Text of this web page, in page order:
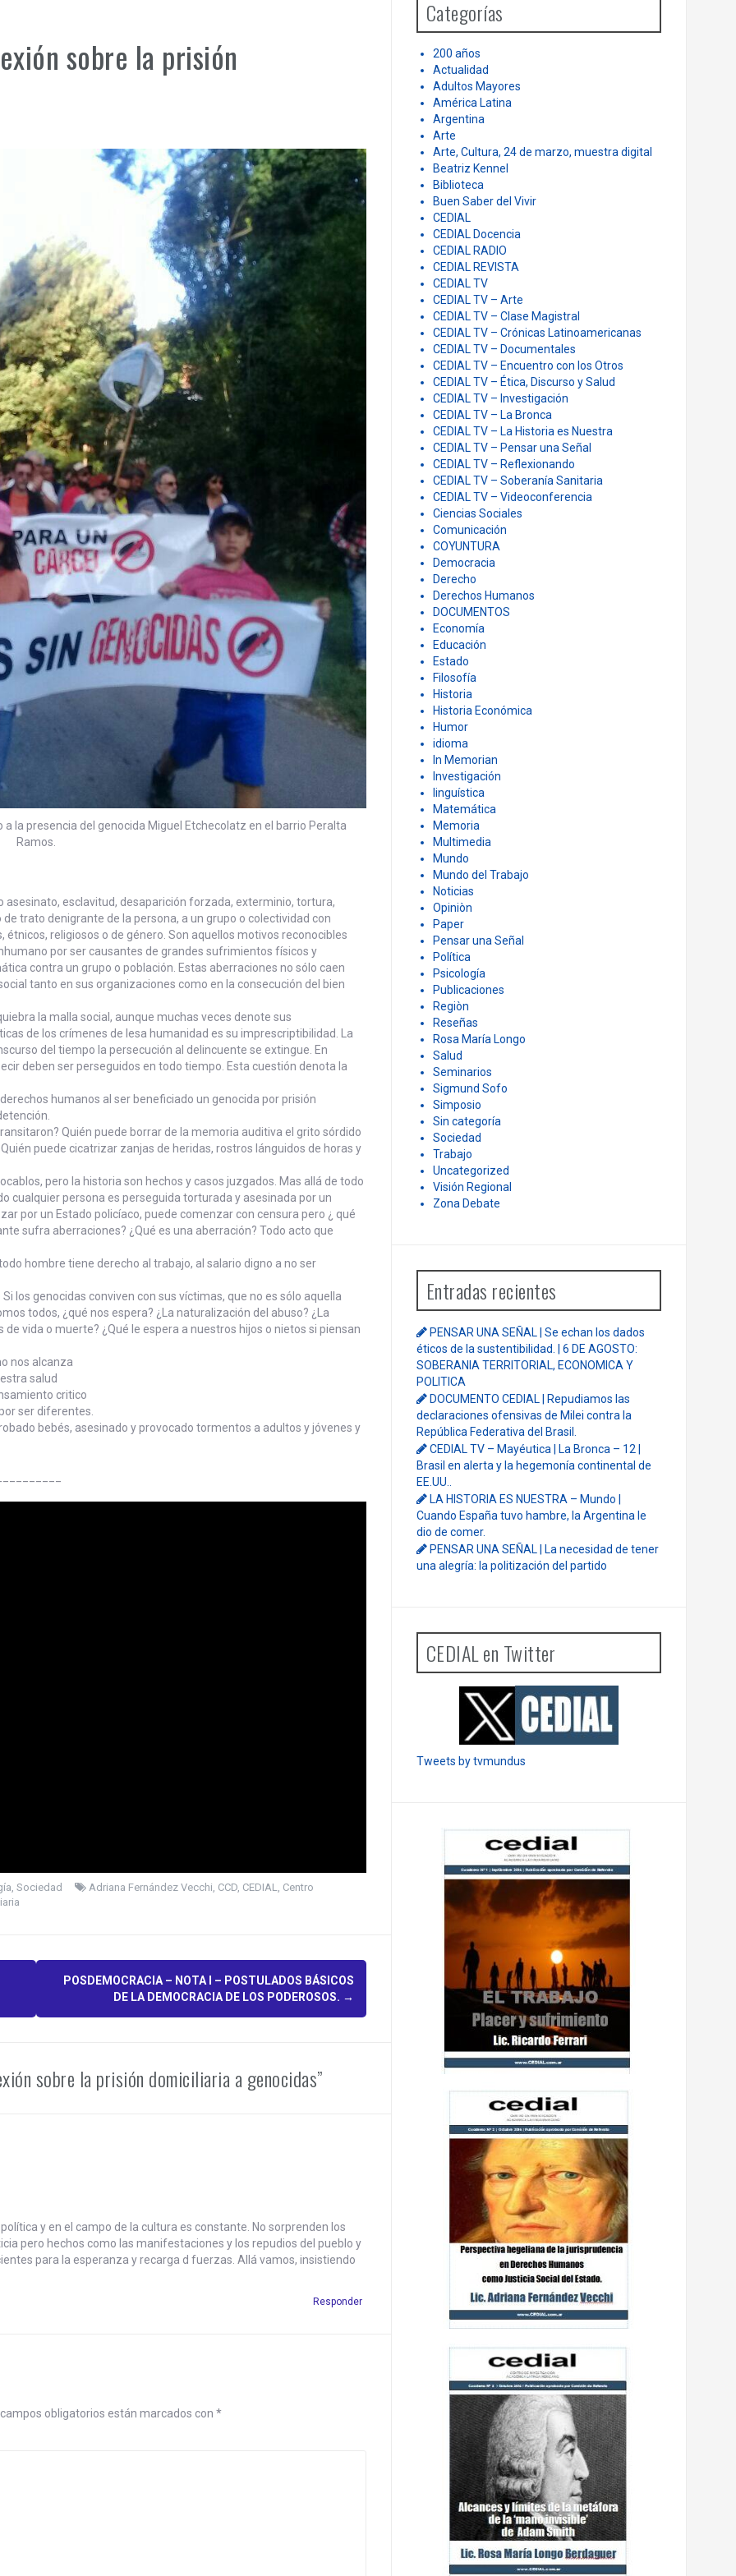
sobre la prisión
la presencia del genocida Miguel Etchecolatz en el barrio Peralta
Ramos.
esclavitud, desaparición forzada, exterminio, tortura,
trato denigrante de la persona, a un grupo o colectividad con
religiosos o de género. Son aquellos motivos reconocibles
por ser causantes de grandes sufrimientos físicos y
contra un grupo o población. Estas aberraciones no sólo caen
tanto en sus organizaciones como en la consecución del bien
la malla social, aunque muchas veces denote sus
de los crímenes de lesa humanidad es su imprescriptibilidad. La
del tiempo la persecución al delincuente se extingue. En
deben ser perseguidos en todo tiempo. Esta cuestión denota la
humanos al ser beneficiado un genocida por prisión
Quién puede borrar de la memoria auditiva el grito sórdido
puede cicatrizar zanjas de heridas, rostros lánguidos de horas y
pero la historia son hechos y casos juzgados. Mas allá de todo
cualquier persona es perseguida torturada y asesinada por un
por un Estado policíaco, puede comenzar con censura pero ¿ qué
sufra aberraciones? ¿Qué es una aberración? Todo acto que
hombre tiene derecho al trabajo, al salario digno a no ser
los genocidas conviven con sus víctimas, que no es sólo aquella
todos, ¿qué nos espera? ¿La naturalización del abuso? ¿La
vida o muerte? ¿Qué le espera a nuestros hijos o nietos si piensan
nos alcanza
salud
critico
ser diferentes.
bebés, asesinado y provocado tormentos a adultos y jóvenes y
, Sociedad Adriana Fernández Vecchi, CCD, CEDIAL, Centro
POSDEMOCRACIA – NOTA I – POSTULADOS BÁSICOS
DE LA DEMOCRACIA DE LOS PODEROSOS. →
sobre la prisión domiciliaria a genocidas”
y en el campo de la cultura es constante. No sorprenden los
pero hechos como las manifestaciones y los repudios del pueblo y
para la esperanza y recarga d fuerzas. Allá vamos, insistiendo
Responder
campos obligatorios están marcados con *
o
Categorías
200 años
Actualidad
Adultos Mayores
América Latina
Argentina
Arte
Arte, Cultura, 24 de marzo, muestra digital
Beatriz Kennel
Biblioteca
Buen Saber del Vivir
CEDIAL
CEDIAL Docencia
CEDIAL RADIO
CEDIAL REVISTA
CEDIAL TV
CEDIAL TV – Arte
CEDIAL TV – Clase Magistral
CEDIAL TV – Crónicas Latinoamericanas
CEDIAL TV – Documentales
CEDIAL TV – Encuentro con los Otros
CEDIAL TV – Ética, Discurso y Salud
CEDIAL TV – Investigación
CEDIAL TV – La Bronca
CEDIAL TV – La Historia es Nuestra
CEDIAL TV – Pensar una Señal
CEDIAL TV – Reflexionando
CEDIAL TV – Soberanía Sanitaria
CEDIAL TV – Videoconferencia
Ciencias Sociales
Comunicación
COYUNTURA
Democracia
Derecho
Derechos Humanos
DOCUMENTOS
Economía
Educación
Estado
Filosofía
Historia
Historia Económica
Humor
idioma
In Memorian
Investigación
linguística
Matemática
Memoria
Multimedia
Mundo
Mundo del Trabajo
Noticias
Opiniòn
Paper
Pensar una Señal
Política
Psicología
Publicaciones
Regiòn
Reseñas
Rosa María Longo
Salud
Seminarios
Sigmund Sofo
Simposio
Sin categoría
Sociedad
Trabajo
Uncategorized
Visión Regional
Zona Debate
Entradas recientes
PENSAR UNA SEÑAL | Se echan los dados
éticos de la sustentibilidad. | 6 DE AGOSTO:
SOBERANIA TERRITORIAL, ECONOMICA Y
POLITICA
DOCUMENTO CEDIAL | Repudiamos las
declaraciones ofensivas de Milei contra la
República Federativa del Brasil.
CEDIAL TV – Mayéutica | La Bronca – 12 |
Brasil en alerta y la hegemonía continental de
EE.UU..
LA HISTORIA ES NUESTRA – Mundo |
Cuando España tuvo hambre, la Argentina le
dio de comer.
PENSAR UNA SEÑAL | La necesidad de tener
una alegría: la politización del partido
CEDIAL en Twitter
Tweets by tvmundus